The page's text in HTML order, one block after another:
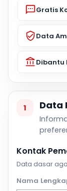
Gratis
Data
Dibantu
1 Data
Kontak
Data dasar
Nama